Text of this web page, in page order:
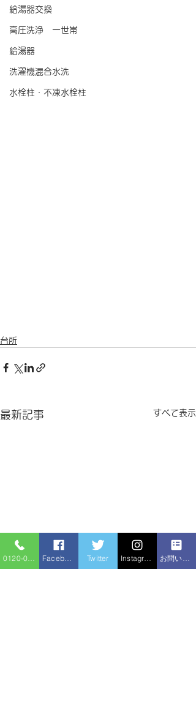
給湯器交換
高圧洗浄 一世帯
給湯器
洗濯機混合水洗
水栓柱・不凍水栓柱
台所
最新記事 すべて表示
Twitter